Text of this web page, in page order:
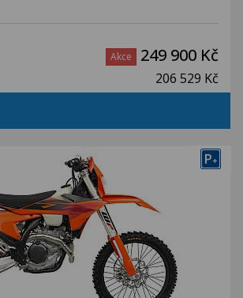
Akce 249 900 Kč
206 529 Kč
P+